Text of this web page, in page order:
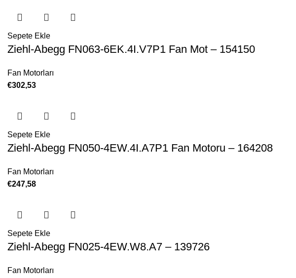
Sepete Ekle
Ziehl-Abegg FN063-6EK.4I.V7P1 Fan Mot – 154150
Fan Motorları
€302,53
Sepete Ekle
Ziehl-Abegg FN050-4EW.4I.A7P1 Fan Motoru – 164208
Fan Motorları
€247,58
Sepete Ekle
Ziehl-Abegg FN025-4EW.W8.A7 – 139726
Fan Motorları